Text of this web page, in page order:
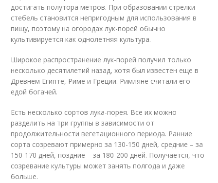
достигать полутора метров. При образовании стрелки
стебель становится непригодным для использования в
пищу, поэтому на огородах лук-порей обычно
культивируется как однолетняя культура.
Широкое распространение лук-порей получил только
несколько десятилетий назад, хотя был известен еще в
Древнем Египте, Риме и Греции. Римляне считали его
едой богачей.
Есть несколько сортов лука-порея. Все их можно
разделить на три группы в зависимости от
продолжительности вегетационного периода. Ранние
сорта созревают примерно за 130-150 дней, средние – за
150-170 дней, поздние – за 180-200 дней. Получается, что
созревание культуры может занять полгода и даже
больше.